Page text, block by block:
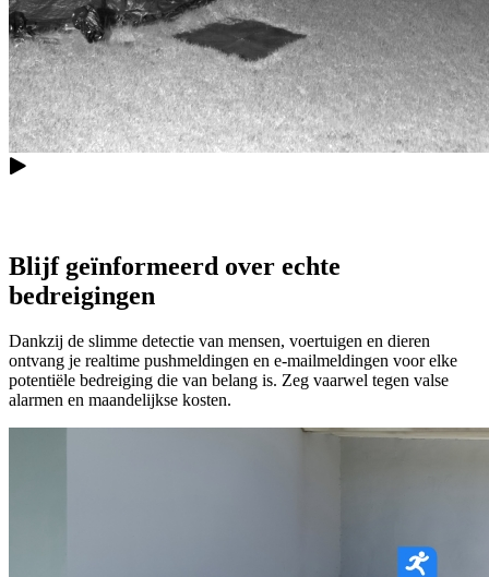
Blijf geïnformeerd over echte
bedreigingen
Dankzij de slimme detectie van mensen, voertuigen en dieren
ontvang je realtime pushmeldingen en e-mailmeldingen voor elke
potentiële bedreiging die van belang is. Zeg vaarwel tegen valse
alarmen en maandelijkse kosten.